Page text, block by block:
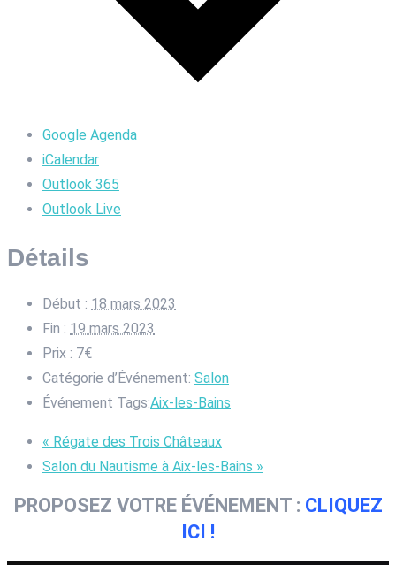
Google Agenda
iCalendar
Outlook 365
Outlook Live
Détails
Début : 18 mars 2023
Fin : 19 mars 2023
Prix : 7€
Catégorie d’Événement: Salon
Événement Tags:Aix-les-Bains
« Régate des Trois Châteaux
Salon du Nautisme à Aix-les-Bains »
PROPOSEZ VOTRE ÉVÉNEMENT : CLIQUEZ
ICI !